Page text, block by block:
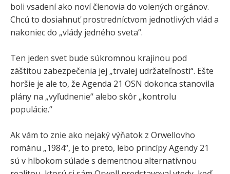
boli vsadení ako noví členovia do volených orgánov.
Chcú to dosiahnuť prostredníctvom jednotlivých vlád a
nakoniec do „vlády jedného sveta“.
Ten jeden svet bude súkromnou krajinou pod
záštitou zabezpečenia jej „trvalej udržateľnosti“. Ešte
horšie je ale to, že Agenda 21 OSN dokonca stanovila
plány na „vyľudnenie“ alebo skôr „kontrolu
populácie.“
Ak vám to znie ako nejaký výňatok z Orwellovho
románu „1984“, je to preto, lebo princípy Agendy 21
sú v hlbokom súlade s dementnou alternatívnou